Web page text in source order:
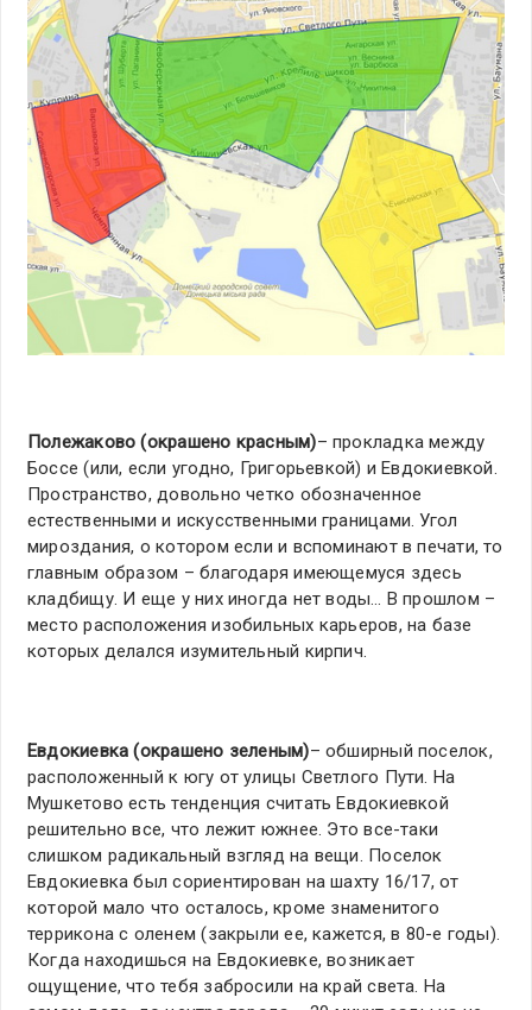
Полежаково (окрашено красным)– прокладка между
Боссе (или, если угодно, Григорьевкой) и Евдокиевкой.
Пространство, довольно четко обозначенное
естественными и искусственными границами. Угол
мироздания, о котором если и вспоминают в печати, то
главным образом – благодаря имеющемуся здесь
кладбищу. И еще у них иногда нет воды… В прошлом –
место расположения изобильных карьеров, на базе
которых делался изумительный кирпич.
Евдокиевка (окрашено зеленым)– обширный поселок,
расположенный к югу от улицы Светлого Пути. На
Мушкетово есть тенденция считать Евдокиевкой
решительно все, что лежит южнее. Это все-таки
слишком радикальный взгляд на вещи. Поселок
Евдокиевка был сориентирован на шахту 16/17, от
которой мало что осталось, кроме знаменитого
террикона с оленем (закрыли ее, кажется, в 80-е годы).
Когда находишься на Евдокиевке, возникает
ощущение, что тебя забросили на край света. На